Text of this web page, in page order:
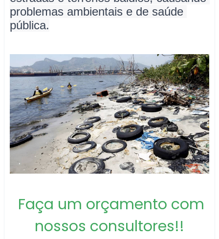
problemas ambientais e de saúde
pública.
Faça um orçamento com
nossos consultores!!